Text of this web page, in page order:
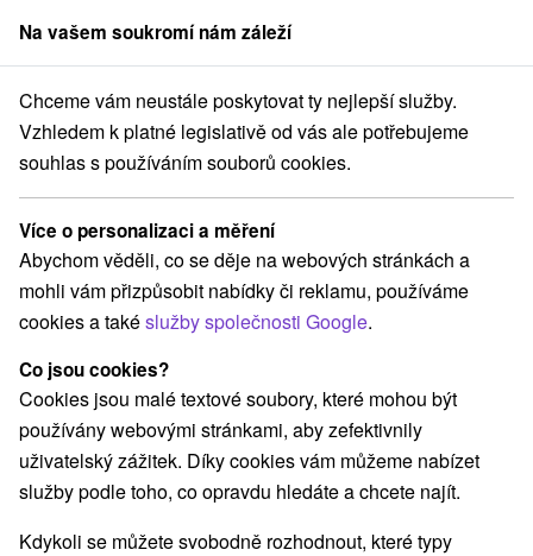
člen skupinySorger
pre deti Stredné Slovensko Banskobystrický kraj
Tematické pobyty, pobyty s
programom pre deti Vígľaš
Kategorie
Všechny kategorie
Pobyty v akci(1)
Wellness pobyty(5)
Romantické pobyty(2) Pobyty pro seniory(1)
Rodinné pobyty(3)
Vyberte lokalitu nebo termín
Na vašem soukromí nám záleží
Chceme vám neustále poskytovat ty nejlepší služby.
Vzhledem k platné legislativě od vás ale potřebujeme
souhlas s používáním souborů cookies.
Více o personalizaci a měření
Abychom věděli, co se děje na webových stránkách a
mohli vám přizpůsobit nabídky či reklamu, používáme
cookies a takéslužby společnosti Google.
Co jsou cookies?
Cookies jsou malé textové soubory, které mohou být
používány webovými stránkami, aby zefektivnily
uživatelský zážitek. Díky cookies vám můžeme nabízet
služby podle toho, co opravdu hledáte a chcete najít.
Kdykoli se můžete svobodně rozhodnout, které typy